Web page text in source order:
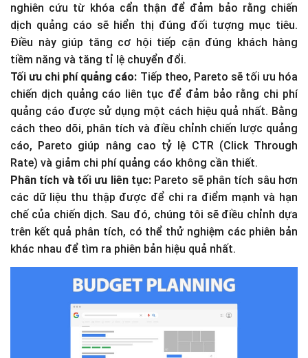
nghiên cứu từ khóa cẩn thận để đảm bảo rằng chiến
dịch quảng cáo sẽ hiển thị đúng đối tượng mục tiêu.
Điều này giúp tăng cơ hội tiếp cận đúng khách hàng
tiềm năng và tăng tỉ lệ chuyển đổi.
Tối ưu chi phí quảng cáo: Tiếp theo, Pareto sẽ tối ưu hóa
chiến dịch quảng cáo liên tục để đảm bảo rằng chi phí
quảng cáo được sử dụng một cách hiệu quả nhất. Bằng
cách theo dõi, phân tích và điều chỉnh chiến lược quảng
cáo, Pareto giúp nâng cao tỷ lệ CTR (Click Through
Rate) và giảm chi phí quảng cáo không cần thiết.
Phân tích và tối ưu liên tục: Pareto sẽ phân tích sâu hơn
các dữ liệu thu thập được để chi ra điểm mạnh và hạn
chế của chiến dịch. Sau đó, chúng tôi sẽ điều chỉnh dựa
trên kết quả phân tích, có thể thử nghiệm các phiên bản
khác nhau để tìm ra phiên bản hiệu quả nhất.